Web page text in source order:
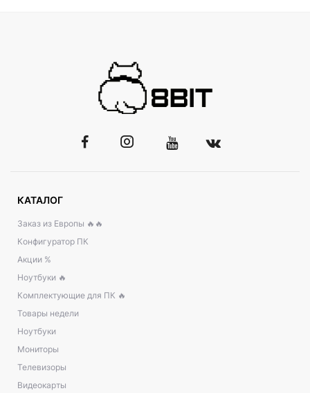
КАТАЛОГ
Заказ из Европы 🔥🔥
Конфигуратор ПК
Акции %
Ноутбуки 🔥
Комплектующие для ПК 🔥
Товары недели
Ноутбуки
Мониторы
Телевизоры
Видеокарты